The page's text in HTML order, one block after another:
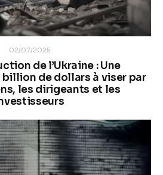
02/07/2025
de l’Ukraine : Une
de dollars à viser par
les dirigeants et les